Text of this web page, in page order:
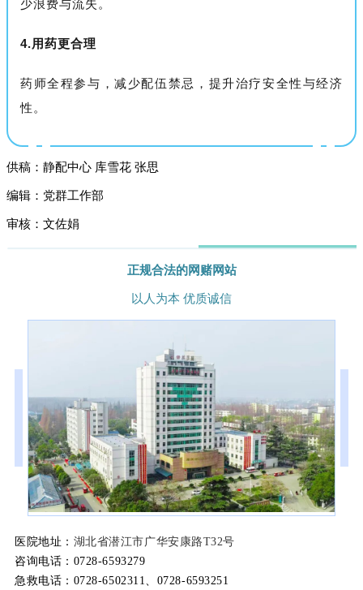
少浪费与流失。
4.用药更合理
药师全程参与，减少配伍禁忌，提升治疗安全性与经济
性。
供稿： 静配中心 库雪花 张思
编辑：党群工作部
审核：文佐娟
正规合法的网赌网站
以人为本 优质诚信
医院地址： 湖北省潜江市广华安康路T32号
咨询电话：0728-6593279
急救电话：0728-6502311、 0728-6593251